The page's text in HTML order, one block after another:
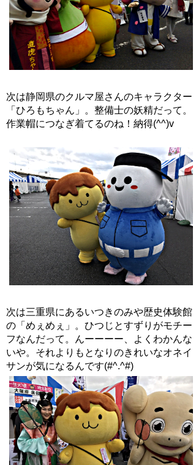
次は静岡県のクルマ屋さんのキャラクター
「ひろもちゃん」。整備士の妖精だって。
作業帽につなぎ着てるのね！納得(^^)v
次は三重県にあるいつきのみや歴史体験館
の「めぇめぇ」。ひつじとすずりがモチー
フなんだって。んーーーー、よくわかんな
いや。それよりもとなりのきれいなオネイ
サンが気になるんです(#^.^#)